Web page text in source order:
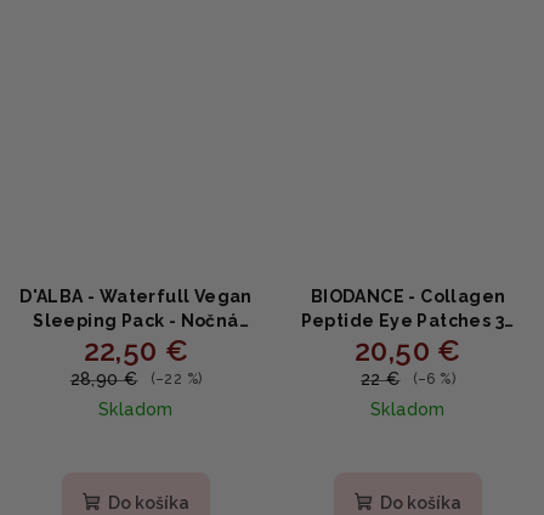
D'ALBA - Waterfull Vegan
Sleeping Pack - Nočná
hydratačná pleťová
maska 12ks x 4ml
22,50 €
28,90 € (–22 %)
Skladom
Do košíka
BIODANCE - Collagen
Peptide Eye Patches 30
pairs - Kolagénové
peptidové náplasti na
20,50 €
22 € (–6 %)
Skladom
Do košíka